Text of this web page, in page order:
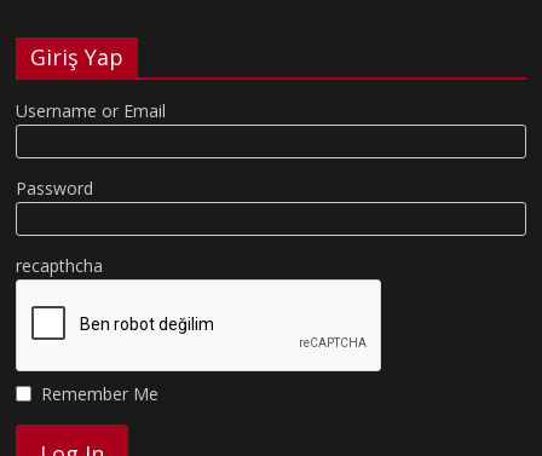
Giriş Yap
Username or Email
Password
recapthcha
Remember Me